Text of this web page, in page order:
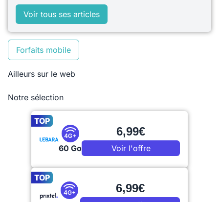
Voir tous ses articles
Forfaits mobile
Ailleurs sur le web
Notre sélection
TOP
4G+
60 Go
6,99€
Voir l'offre
TOP
4G+ 6,99€